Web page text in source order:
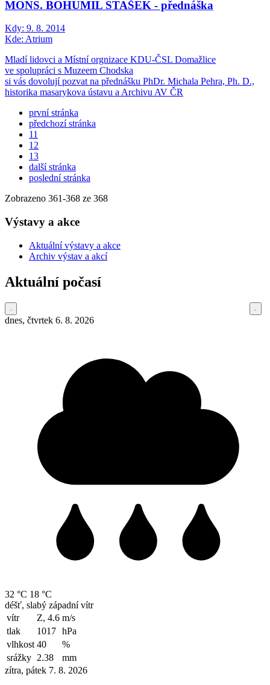
MONS. BOHUMIL STAŠEK - přednáška
Kdy: 9. 8. 2014
Kde: Atrium
Mladí lidovci a Místní orgnizace KDU-ČSL Domažlice
ve spolupráci s Muzeem Chodska
si vás dovolují pozvat na přednášku PhDr. Michala Pehra, Ph. D.,
historika masarykova ústavu a Archivu AV ČR
první stránka
předchozí stránka
11
12
13
další stránka
poslední stránka
Zobrazeno 361-368 ze 368
Výstavy a akce
Aktuální výstavy a akce
Archiv výstav a akcí
Aktuální počasí
dnes, čtvrtek 6. 8. 2026
32 °C 18 °C
déšť, slabý západní vítr
vítr
Z, 4.6 m/s
tlak
1017 hPa
vlhkost 40
%
srážky 2.38
mm
zítra, pátek 7. 8. 2026